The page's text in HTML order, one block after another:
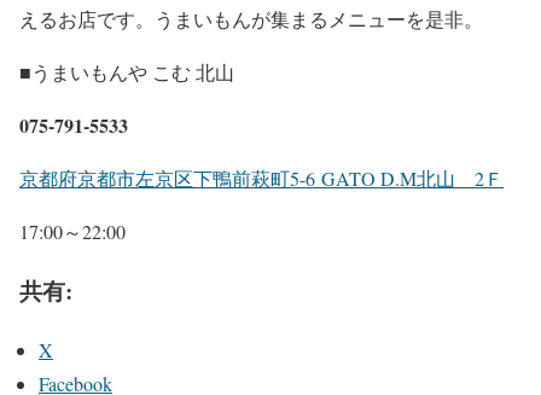
えるお店です。うまいもんが集まるメニューを是非。
■うまいもんや こむ 北山
075-791-5533
京都府京都市左京区下鴨前萩町5-6 GATO D.M北山 2Ｆ
17:00～22:00
共有:
X
Facebook